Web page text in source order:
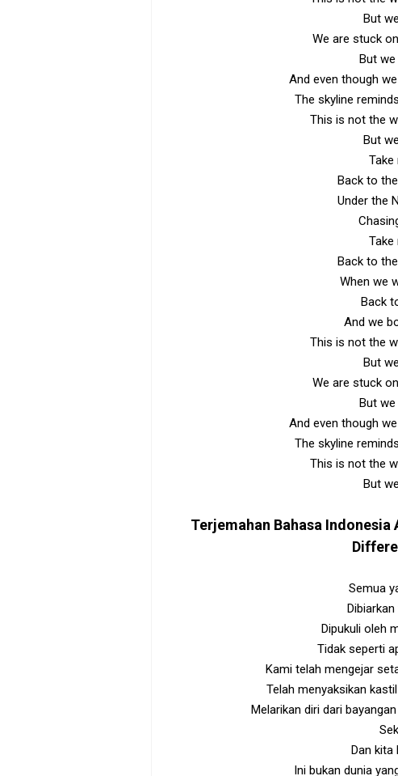
But
We are stuck
But
And even though
The skyline
This is not the
But
Take
Back to
Under the
Take
Back to
When we
Back
And we
This is not the
But
We are stuck
But
And even though
The skyline
This is not the
But
Terjemahan Bahasa Indonesia
Semua
Dipukuli oleh
Tidak seperti
Kami telah mengejar
Telah menyaksikan
Melarikan diri dari
Dan kita
Ini bukan dunia